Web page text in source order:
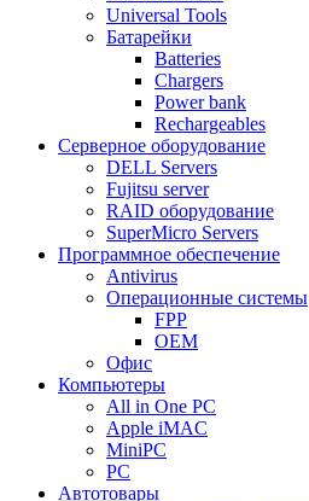
Universal Tools
Батарейки
Batteries
Chargers
Power bank
Rechargeables
Серверное оборудование
DELL Servers
Fujitsu server
RAID оборудование
SuperMicro Servers
Программное обеспечение
Antivirus
Операционные системы
FPP
OEM
Офис
Компьютеры
All in One PC
Apple iMAC
MiniPC
PC
Автотовары